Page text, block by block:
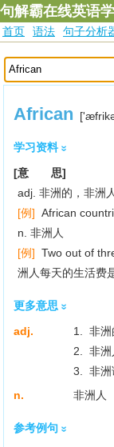
句解霸在线英语
首页 语法 句子分析
African
学习资料
[意 思]
adj. 非洲的，非洲
[例] African
n. 非洲人
[例] Two out of
洲人每天的生活费
更多意思
adj.
1. 非洲
2. 非洲
3. 非洲
n.
非洲人
参考例句